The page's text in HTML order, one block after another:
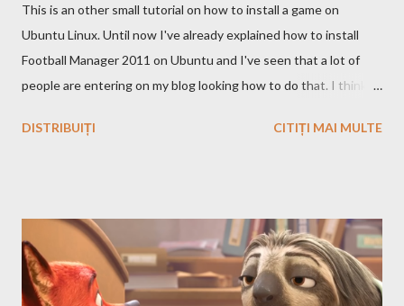
This is an other small tutorial on how to install a game on
Ubuntu Linux. Until now I've already explained how to install
Football Manager 2011 on Ubuntu and I've seen that a lot of
people are entering on my blog looking how to do that. I think
the story and the game play is calling you to play it also in Linux,
definitively sure that you'll find a site from which to download
the game files ;). Installation After downloading the game you
have to install it. If the *.iso file is compressed in a *.bz2 file you
DISTRIBUIȚI CITIȚI MAI MULTE